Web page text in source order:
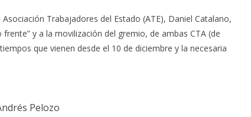
Trabajadores del Estado (ATE), Daniel Catalano,
y a la movilización del gremio, de ambas CTA (de
que vienen desde el 10 de diciembre y la necesaria
Pelozo